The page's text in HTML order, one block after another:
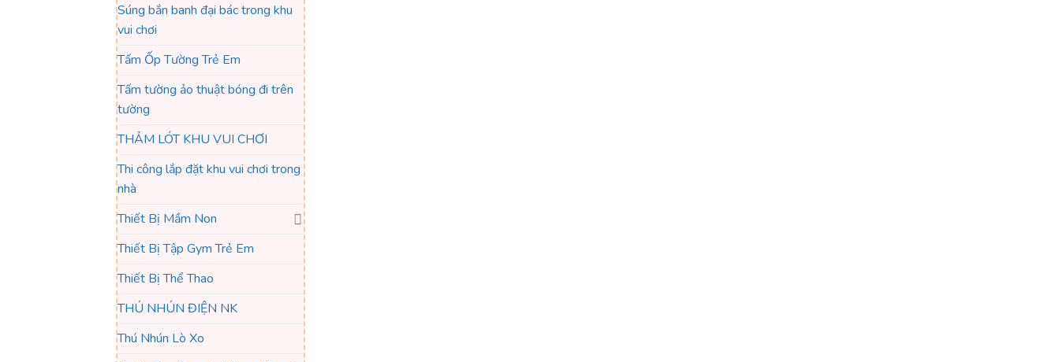
Súng bắn banh đại bác trong khu
vui chơi
Tấm Ốp Tường Trẻ Em
Tấm tường ảo thuật bóng đi trên
tường
THẢM LÓT KHU VUI CHƠI
Thi công lắp đặt khu vui chơi trong
nhà
Thiết Bị Mầm Non
Thiết Bị Tập Gym Trẻ Em
Thiết Bị Thể Thao
THÚ NHÚN ĐIỆN NK
Thú Nhún Lò Xo